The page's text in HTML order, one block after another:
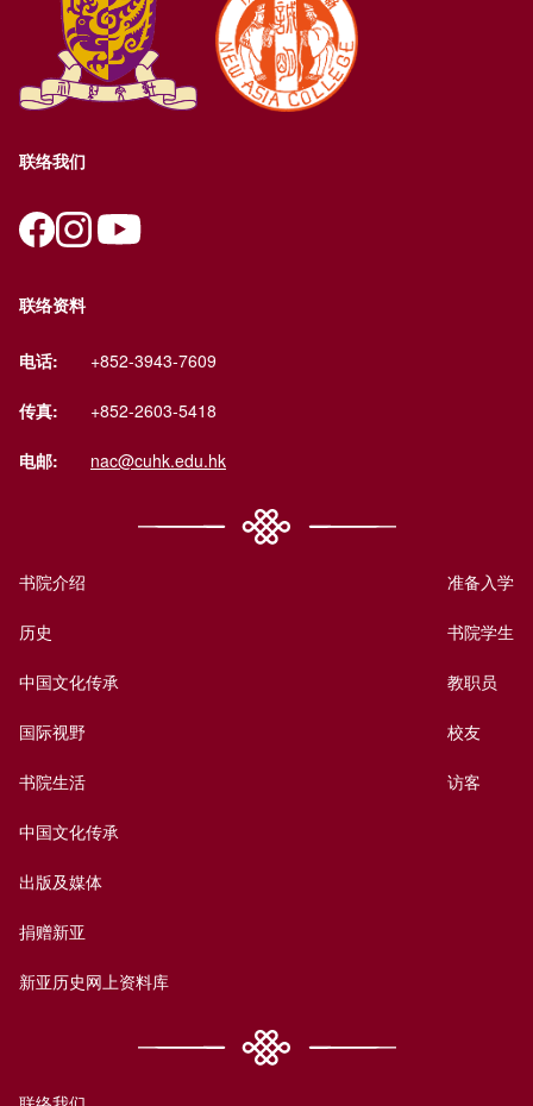
联络我们
联络资料
电话: +852-3943-7609
传真: +852-2603-5418
电邮: nac@cuhk.edu.hk
书院介绍
历史
中国文化传承
国际视野
书院生活
中国文化传承
出版及媒体
捐赠新亚
新亚历史网上资料库
准备入学
书院学生
教职员
校友
访客